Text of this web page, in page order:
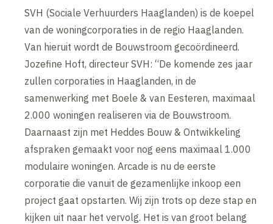
SVH (Sociale Verhuurders Haaglanden) is de koepel
van de woningcorporaties in de regio Haaglanden.
Van hieruit wordt de Bouwstroom gecoördineerd.
Jozefine Hoft, directeur SVH: “De komende zes jaar
zullen corporaties in Haaglanden, in de
samenwerking met Boele & van Eesteren, maximaal
2.000 woningen realiseren via de Bouwstroom.
Daarnaast zijn met Heddes Bouw & Ontwikkeling
afspraken gemaakt voor nog eens maximaal 1.000
modulaire woningen. Arcade is nu de eerste
corporatie die vanuit de gezamenlijke inkoop een
project gaat opstarten. Wij zijn trots op deze stap en
kijken uit naar het vervolg. Het is van groot belang